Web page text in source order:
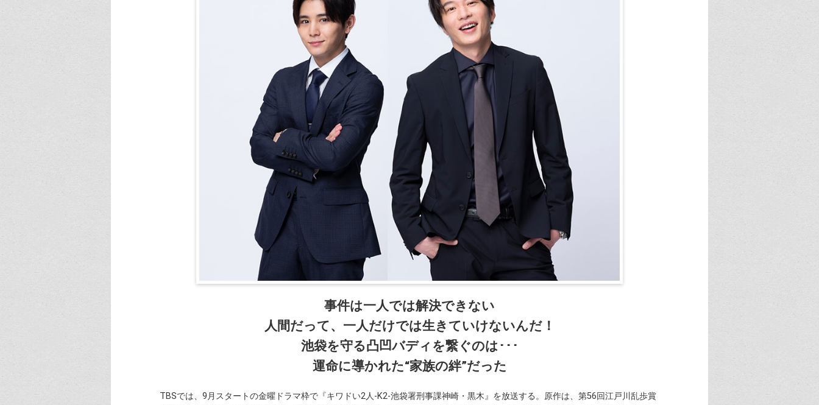
事件は一人では解決できない
人間だって、一人だけでは生きていけないんだ！
池袋を守る凸凹バディを繋ぐのは･･･
運命に導かれた“家族の絆”だった
TBSでは、9月スタートの金曜ドラマ枠で『キワドい2人-K2-池袋署刑事課神崎・黒木』を放送する。原作は、第56回江戸川乱歩賞